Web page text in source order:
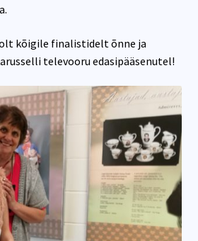
kõigile finalistidelt õnne ja
televooru edasipääsenutel!